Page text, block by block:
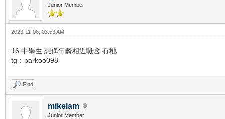
Junior Member
2023-11-06, 03:53 AM
16 中學生 想俾年齡相近嘅含 冇地
tg：parkoo098
Find
mikelam
Junior Member